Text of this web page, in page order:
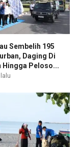
Sembelih 195
Daging Di
Hingga Peloso...